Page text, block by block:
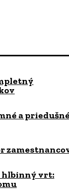
a
hlbinný vrt: